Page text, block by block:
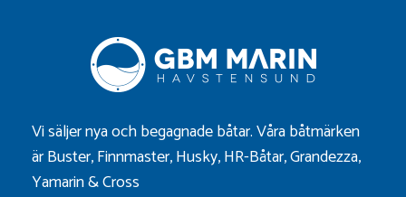
Vi säljer nya och begagnade båtar. Våra båtmärken
ärBuster,Finnmaster,Husky,HR-Båtar,Grandezza,
Yamarin&Cross